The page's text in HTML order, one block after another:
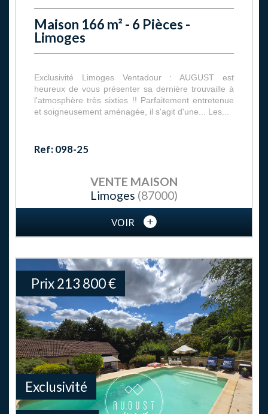
Maison 166 m² - 6 Pièces -
Limoges
Exclusivité Limoges Ventadour : AUGUST est
heureux de vous présenter sa dernière trouvaille à
l'atmosphère très sixties !! Parfaitement entretenue
et soigneusement aménagée, il s'agit d'une... Les...
Ref: 098-25
VENTE MAISON
Limoges (87000)
VOIR
Exclusivité
Prix213 800€